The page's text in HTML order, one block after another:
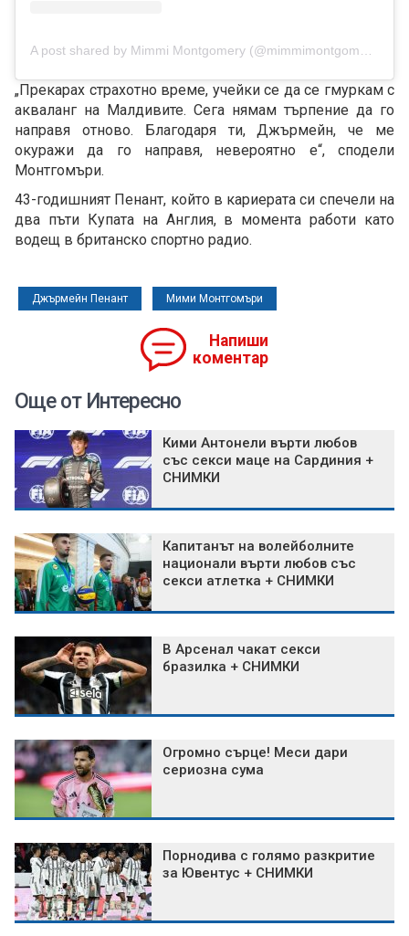
„Прекарах страхотно време, учейки се да се гмуркам с
акваланг на Малдивите. Сега нямам търпение да го
направя отново. Благодаря ти, Джърмейн, че ме
окуражи да го направя, невероятно е“, сподели
Монтгомъри.
43-годишният Пенант, който в кариерата си спечели на
два пъти Купата на Англия, в момента работи като
водещ в британско спортно радио.
Джърмейн Пенант Мими Монтгомъри
Напиши
коментар
Още от Интересно
Кими Антонели върти любов
със секси маце на Сардиния +
СНИМКИ
Капитанът на волейболните
национали върти любов със
секси атлетка + СНИМКИ
В Арсенал чакат секси
бразилка + СНИМКИ
Огромно сърце! Меси дари
сериозна сума
Порнодива с голямо разкритие
за Ювентус + СНИМКИ